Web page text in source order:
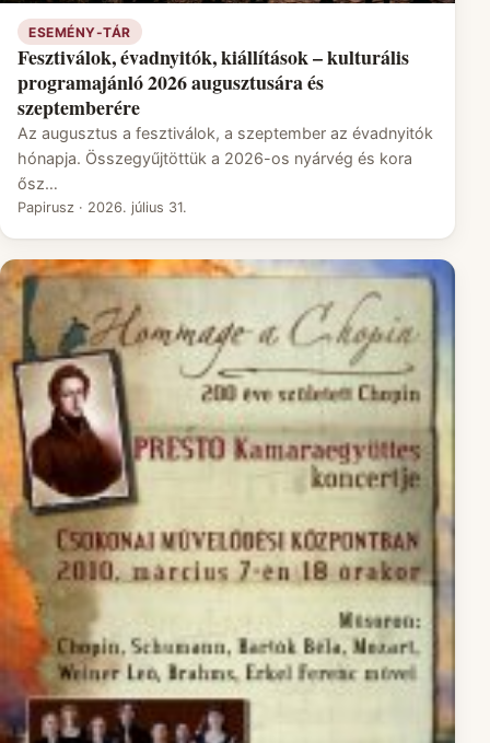
ESEMÉNY-TÁR
Fesztiválok, évadnyitók, kiállítások – kulturális
programajánló 2026 augusztusára és
szeptemberére
Az augusztus a fesztiválok, a szeptember az évadnyitók
hónapja. Összegyűjtöttük a 2026-os nyárvég és kora
ősz…
Papirusz · 2026. július 31.